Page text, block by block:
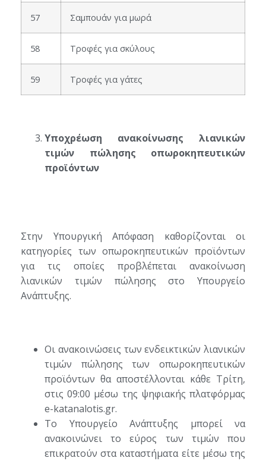
57 Σαμπουάν για μωρά
58 Τροφές για σκύλους
59 Τροφές για γάτες
Υποχρέωση ανακοίνωσης λιανικών
τιμών πώλησης οπωροκηπευτικών
προϊόντων
Στην Υπουργική Απόφαση καθορίζονται οι
κατηγορίες των οπωροκηπευτικών προϊόντων
για τις οποίες προβλέπεται ανακοίνωση
λιανικών τιμών πώλησης στο Υπουργείο
Ανάπτυξης.
Οι ανακοινώσεις των ενδεικτικών λιανικών
τιμών πώλησης των οπωροκηπευτικών
προϊόντων θα αποστέλλονται κάθε Τρίτη,
στις 09:00 μέσω της ψηφιακής πλατφόρμας
e-katanalotis.gr.
Το Υπουργείο Ανάπτυξης μπορεί να
ανακοινώνει το εύρος των τιμών που
επικρατούν στα καταστήματα είτε μέσω της